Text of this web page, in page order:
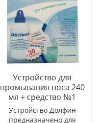
Устройство для
промывания носа 240
мл + средство №1
пакеты по 2 г №30
Устройство Долфин
предназначено для